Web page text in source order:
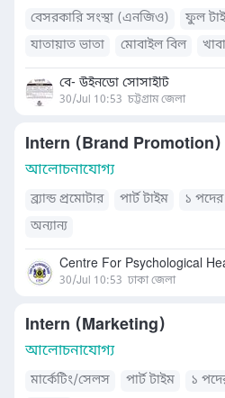
বেসরকারি সংস্থা (এনজিও) ফুল
যাতায়াত ভাতা
মোবাইল বিল
বে- উইনডো সোসাইটি
30/Jul 10:53 চট্টগ্রাম জেলা
Intern (Brand Promotion)
আলোচনাযোগ্য
ব্র্যান্ড প্রমোটার পার্ট টাইম ১ পদের
অন্যান্য
Centre For Psychological
30/Jul 10:53 ঢাকা জেলা
Intern (Marketing)
আলোচনাযোগ্য
মার্কেটিং/সেলস পার্ট টাইম ১